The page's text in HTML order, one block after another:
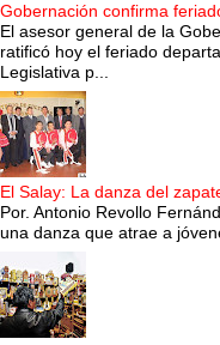
Gobernación confirma
El asesor general de la
ratificó hoy el feriado
Legislativa p...
El Salay: La danza del
Por. Antonio Revollo
una danza que atrae a